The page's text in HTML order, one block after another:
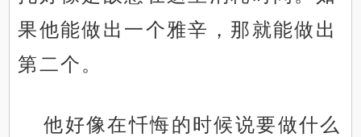
果他能做出一个雅辛，那就能做出
第二个。
他好像在忏悔的时候说要做什么